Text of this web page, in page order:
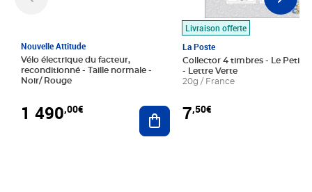
Nouvelle Attitude
Vélo électrique du facteur,
reconditionné - Taille normale -
Noir/ Rouge
1 490,00€ Ajouter au panier
Livraison offerte
La Poste
Collector 4 timbres - Le Petit
- Lettre Verte
20g / France
7,50€